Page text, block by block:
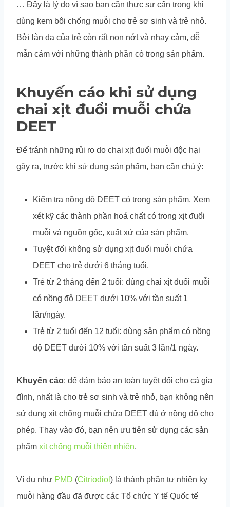
… Đây là lý do vì sao bạn cần thực sự cẩn trọng khi
dùng kem bôi chống muỗi cho trẻ sơ sinh và trẻ nhỏ.
Bởi làn da của trẻ còn rất non nớt và nhạy cảm, dễ
mẫn cảm với những thành phần có trong sản phẩm.
Khuyến cáo khi sử dụng
chai xịt đuổi muỗi chứa
DEET
Để tránh những rủi ro do chai xịt đuổi muỗi độc hại
gây ra, trước khi sử dụng sản phẩm, bạn cần chú ý:
Kiểm tra nồng độ DEET có trong sản phẩm. Xem
xét kỹ các thành phần hoá chất có trong xịt đuổi
muỗi và nguồn gốc, xuất xứ của sản phẩm.
Tuyệt đối không sử dụng xịt đuổi muỗi chứa
DEET cho trẻ dưới 6 tháng tuổi.
Trẻ từ 2 tháng đến 2 tuổi: dùng chai xịt đuổi muỗi
có nồng độ DEET dưới 10% với tần suất 1
lần/ngày.
Trẻ từ 2 tuổi đến 12 tuổi: dùng sản phẩm có nồng
độ DEET dưới 10% với tần suất 3 lần/1 ngày.
Khuyến cáo: để đảm bảo an toàn tuyệt đối cho cả gia
đình, nhất là cho trẻ sơ sinh và trẻ nhỏ, bạn không nên
sử dụng xịt chống muỗi chứa DEET dù ở nồng độ cho
phép. Thay vào đó, bạn nên ưu tiên sử dụng các sản
phẩm xịt chống muỗi thiên nhiên.
Ví dụ như PMD (Citriodiol ) là thành phần tự nhiên kỵ
muỗi hàng đầu đã được các Tổ chức Y tế Quốc tế